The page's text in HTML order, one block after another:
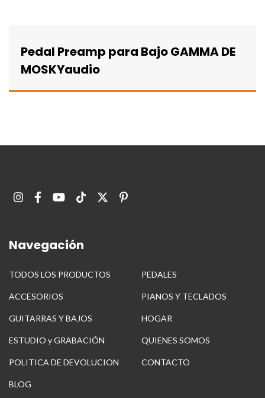
Pedal Preamp para Bajo GAMMA DE
MOSKYaudio
Navegación
TODOS LOS PRODUCTOS PEDALES
ACCESORIOS PIANOS Y TECLADOS
GUITARRAS Y BAJOS HOGAR
ESTUDIO y GRABACIÓN QUIENES SOMOS
POLITICA DE DEVOLUCION CONTACTO
BLOG